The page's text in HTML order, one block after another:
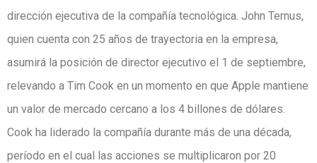
dirección ejecutiva de la compañía tecnológica. John Ternus,
quien cuenta con 25 años de trayectoria en la empresa,
asumirá la posición de director ejecutivo el 1 de septiembre,
relevando a Tim Cook en un momento en que Apple mantiene
un valor de mercado cercano a los 4 billones de dólares.
Cook ha liderado la compañía durante más de una década,
período en el cual las acciones se multiplicaron por 20